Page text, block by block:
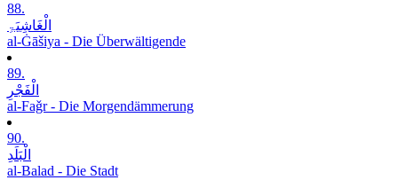
88.
الْغَاشِیَۃِ
al-Ġāšiya - Die Überwältigende
89.
الْفَجْرِ
al-Faǧr - Die Morgendämmerung
90.
الْبَلَدِ
al-Balad - Die Stadt